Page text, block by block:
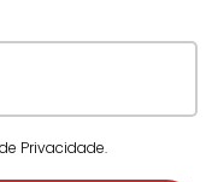
Privacidade.